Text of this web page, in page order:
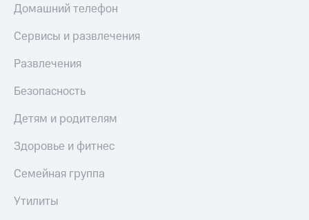
Домашний телефон
Сервисы и развлечения
Развлечения
Безопасность
Детям и родителям
Здоровье и фитнес
Семейная группа
Утилиты